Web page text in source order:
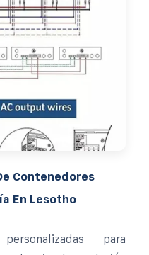
Contenedores
En Lesotho
para